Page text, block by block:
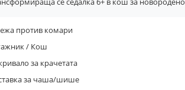
против комари
/ Кош
за крачетата
за чаша/шише